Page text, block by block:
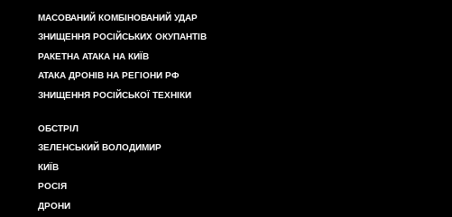
МАСОВАНИЙ КОМБІНОВАНИЙ УДАР
ЗНИЩЕННЯ РОСІЙСЬКИХ ОКУПАНТІВ
РАКЕТНА АТАКА НА КИЇВ
АТАКА ДРОНІВ НА РЕГІОНИ РФ
ЗНИЩЕННЯ РОСІЙСЬКОЇ ТЕХНІКИ
ОБСТРІЛ
ЗЕЛЕНСЬКИЙ ВОЛОДИМИР
КИЇВ
РОСІЯ
ДРОНИ